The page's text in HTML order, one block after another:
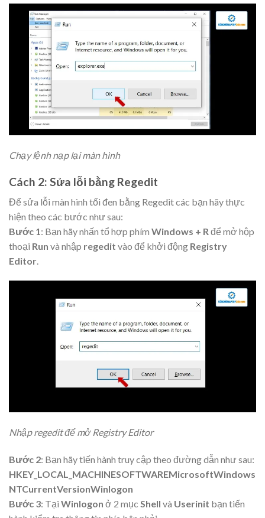
Chạy lệnh nạp lại màn hình
Cách 2: Sửa lỗi bằng Regedit
Để sửa lỗi màn hình tối đen bằng Regedit các bạn hãy thực
hiện theo các bước như sau:
Bước 1: Bạn hãy nhấn tổ hợp phím Windows + R để mở hộp
thoại Run và nhập regedit vào để khởi động Registry
Editor.
Nhập regedit để mở Registry Editor
Bước 2: Bạn hãy tiến hành truy cập theo đường dẫn như sau:
HKEY_LOCAL_MACHINESOFTWAREMicrosoftWindows
NTCurrentVersionWinlogon
Bước 3: Tại Winlogon ở 2 mục Shell và Userinit bạn tiến